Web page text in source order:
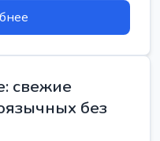
свежие
без